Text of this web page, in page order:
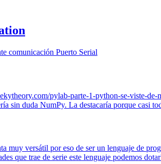
comunicación Puerto Serial
pylab-parte-1-python-se-viste-
sin duda NumPy. La destacaría porque casi
muy versátil por eso de ser un lenguaje de
que trae de serie este lenguaje podemos